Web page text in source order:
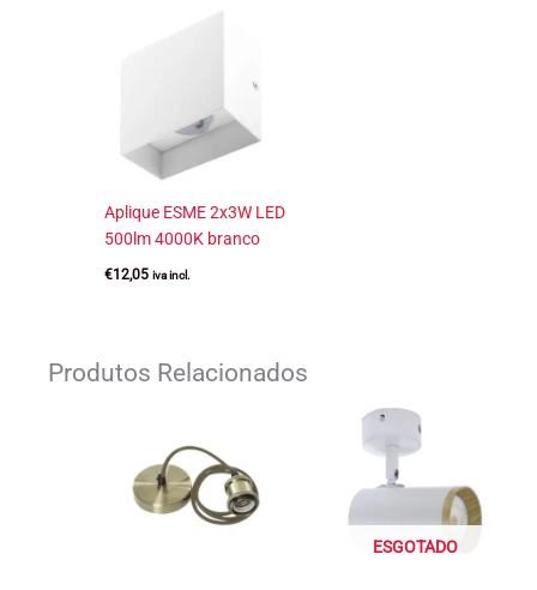
Aplique ESME 2x3W LED
500lm 4000K branco
€12,05 iva incl.
Produtos Relacionados
ESGOTADO